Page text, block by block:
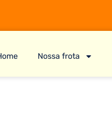
Nossa frota